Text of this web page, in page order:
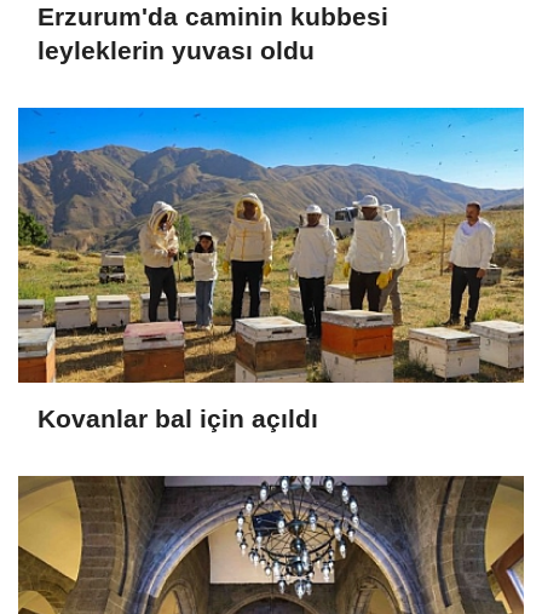
Erzurum'da caminin kubbesi
leyleklerin yuvası oldu
Kovanlar bal için açıldı